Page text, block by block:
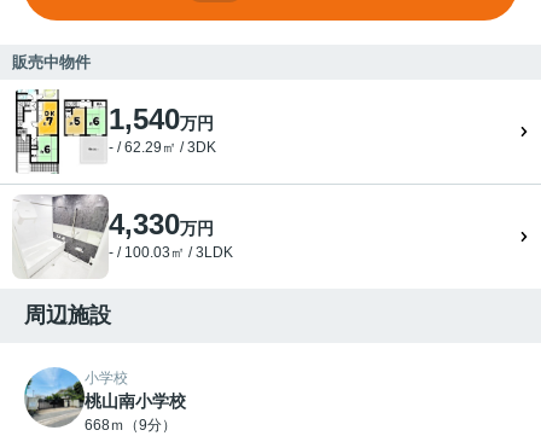
販売中物件
1,540万円
- / 62.29㎡ / 3DK
4,330万円
- / 100.03㎡ / 3LDK
周辺施設
小学校
桃山南小学校
668ｍ（9分）